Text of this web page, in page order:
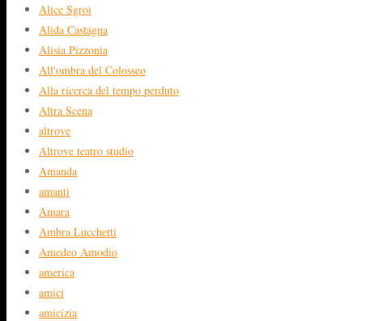
Alice Sgroi
Alida Castagna
Alisia Pizzonia
All'ombra del Colosseo
Alla ricerca del tempo perduto
Altra Scena
altrove
Altrove teatro studio
Amanda
amanti
Amara
Ambra Lucchetti
Amedeo Amodio
america
amici
amicizia